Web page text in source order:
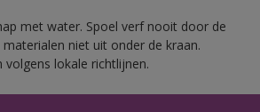
met water. Spoel verf nooit door de
niet uit onder de kraan.
lokale richtlijnen.